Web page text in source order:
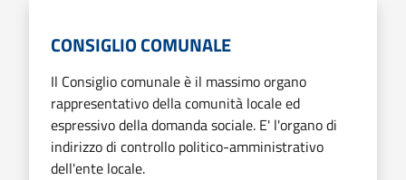
CONSIGLIO COMUNALE
Il Consiglio comunale è il massimo organo
rappresentativo della comunità locale ed
espressivo della domanda sociale. E' l'organo di
indirizzo di controllo politico-amministrativo
dell'ente locale.